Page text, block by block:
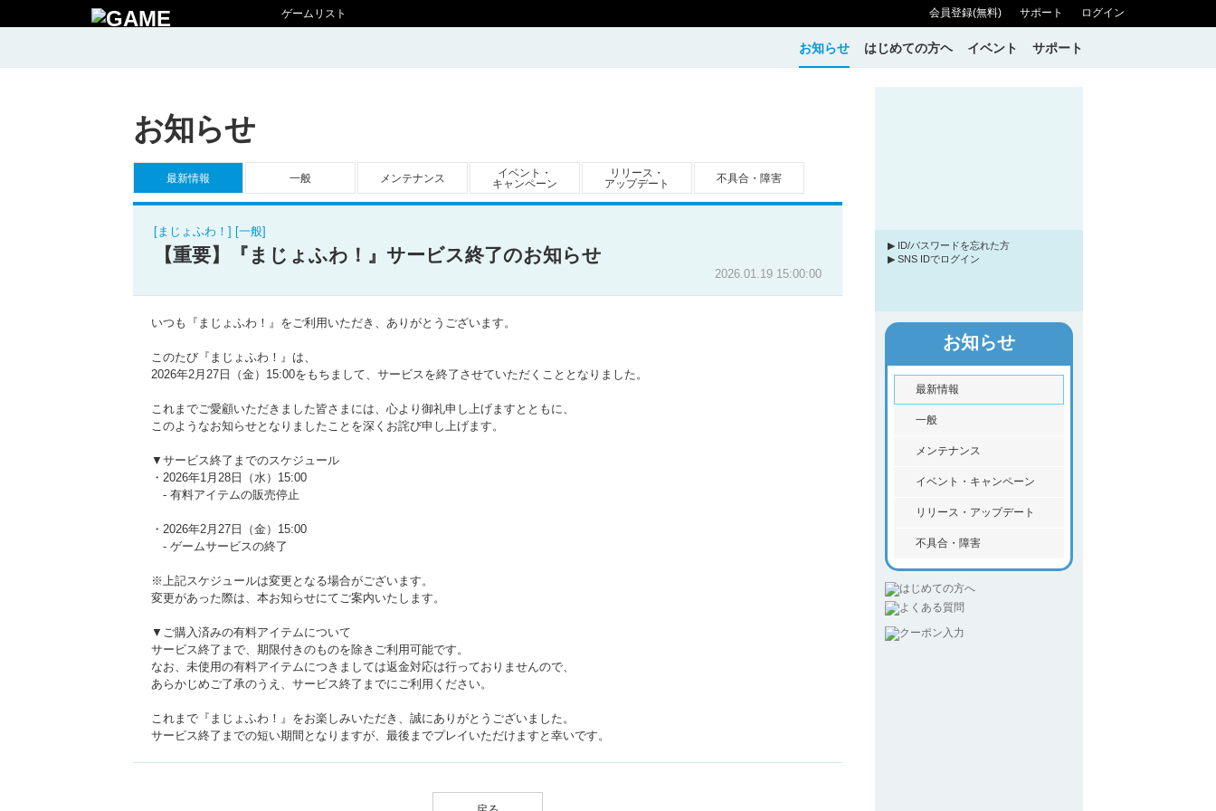
ゲームリスト 会員登録(無料) サポート ログイン
お知らせ はじめての方ヘ イベント サポート
お知らせ
最新情報 一般 メンテナンス
イベント・
キャンペーン
リリース・
アップデート
不具合・障害
[まじょふわ！] [一般]
【重要】『まじょふわ！』サービス終了のお知らせ
2026.01.19 15:00:00
いつも『まじょふわ！』をご利用いただき、ありがとうございます。
このたび『まじょふわ！』は、
2026年2月27日（金）15:00をもちまして、サービスを終了させていただくこととなりました。
これまでご愛顧いただきました皆さまには、心より御礼申し上げますとともに、
このようなお知らせとなりましたことを深くお詫び申し上げます。
▼サービス終了までのスケジュール
・2026年1月28日（水）15:00
- 有料アイテムの販売停止
・2026年2月27日（金）15:00
- ゲームサービスの終了
※上記スケジュールは変更となる場合がございます。
変更があった際は、本お知らせにてご案内いたします。
▼ご購入済みの有料アイテムについて
サービス終了まで、期限付きのものを除きご利用可能です。
なお、未使用の有料アイテムにつきましては返金対応は行っておりませんので、
あらかじめご了承のうえ、サービス終了までにご利用ください。
これまで『まじょふわ！』をお楽しみいただき、誠にありがとうございました。
サービス終了までの短い期間となりますが、最後までプレイいただけますと幸いです。
▶ ID/パスワードを忘れた方
▶ SNS IDでログイン
お知らせ
最新情報
一般
メンテナンス
イベント・キャンペーン
リリース・アップデート
不具合・障害